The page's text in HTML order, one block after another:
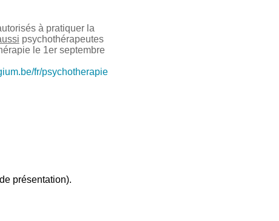
à pratiquer la
psychothérapeutes
le 1er septembre
fr/psychotherapie
présentation).